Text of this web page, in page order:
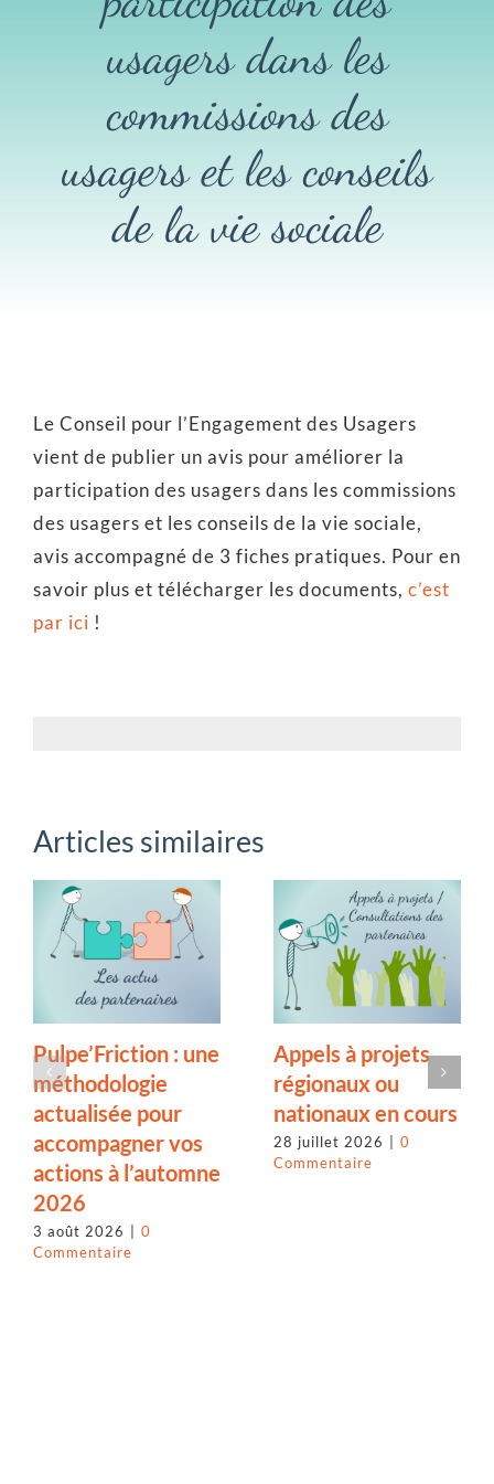
Nos formations
Infos pratiques
usagers dans les
commissions des
usagers et les conseils
de la vie sociale
Le Conseil pour l’Engagement des Usagers
vient de publier un avis pour améliorer la
participation des usagers dans les commissions
des usagers et les conseils de la vie sociale,
avis accompagné de 3 fiches pratiques. Pour en
savoir plus et télécharger les documents, c’est
par ici !
Articles similaires
Pulpe’Friction : une
méthodologie
actualisée pour
accompagner vos
actions à l’automne
2026
3 août 2026 | 0
Commentaire
Appels à projets
régionaux ou
nationaux en cours
28 juillet 2026 | 0
Commentaire